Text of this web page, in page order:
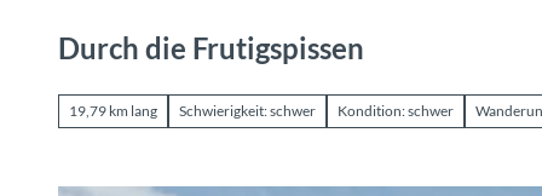
Durch die Frutigspissen
19,79 km lang Schwierigkeit: schwer Kondition: schwer